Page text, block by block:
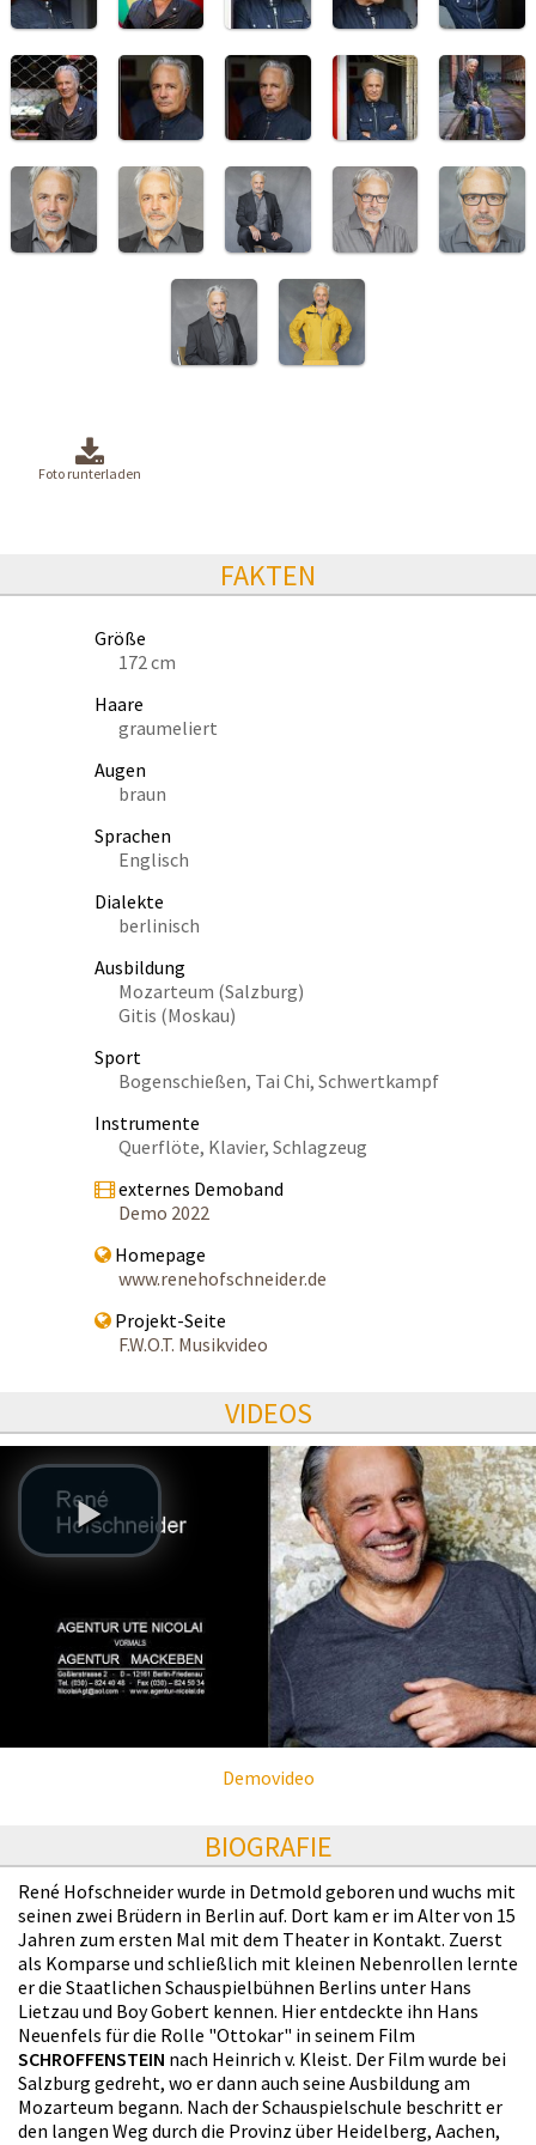
Foto runterladen
FAKTEN
Größe
172 cm
Haare
graumeliert
Augen
braun
Sprachen
Englisch
Dialekte
berlinisch
Ausbildung
Mozarteum (Salzburg)
Gitis (Moskau)
Sport
Bogenschießen, Tai Chi, Schwertkampf
Instrumente
Querflöte, Klavier, Schlagzeug
externes Demoband
Demo 2022
Homepage
www.renehofschneider.de
Projekt-Seite
F.W.O.T. Musikvideo
VIDEOS
Demovideo
BIOGRAFIE
René Hofschneider wurde in Detmold geboren und wuchs mit
seinen zwei Brüdern in Berlin auf. Dort kam er im Alter von 15
Jahren zum ersten Mal mit dem Theater in Kontakt. Zuerst
als Komparse und schließlich mit kleinen Nebenrollen lernte
er die Staatlichen Schauspielbühnen Berlins unter Hans
Lietzau und Boy Gobert kennen. Hier entdeckte ihn Hans
Neuenfels für die Rolle "Ottokar" in seinem Film
SCHROFFENSTEIN nach Heinrich v. Kleist. Der Film wurde bei
Salzburg gedreht, wo er dann auch seine Ausbildung am
Mozarteum begann. Nach der Schauspielschule beschritt er
den langen Weg durch die Provinz über Heidelberg, Aachen,